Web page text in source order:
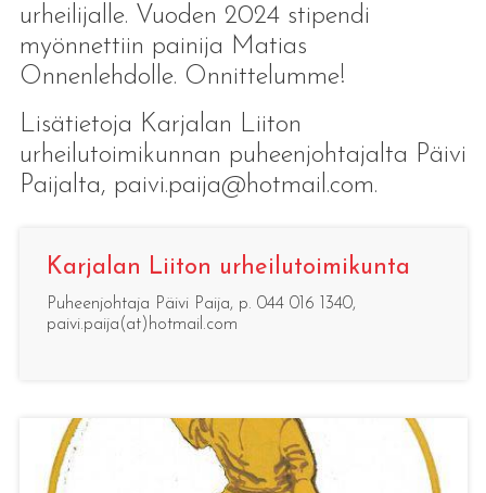
urheilijalle. Vuoden 2024 stipendi
myönnettiin painija Matias
Onnenlehdolle. Onnittelumme!
Lisätietoja Karjalan Liiton
urheilutoimikunnan puheenjohtajalta Päivi
Paijalta, paivi.paija@hotmail.com.
Karjalan Liiton urheilutoimikunta
Puheenjohtaja Päivi Paija, p. 044 016 1340,
paivi.paija(at)hotmail.com